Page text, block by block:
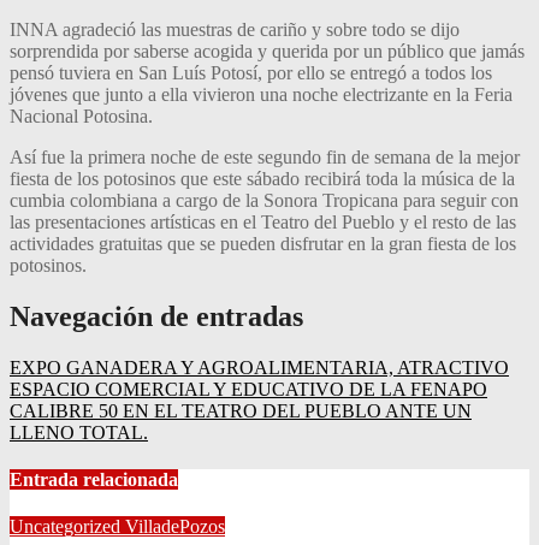
INNA agradeció las muestras de cariño y sobre todo se dijo
sorprendida por saberse acogida y querida por un público que jamás
pensó tuviera en San Luís Potosí, por ello se entregó a todos los
jóvenes que junto a ella vivieron una noche electrizante en la Feria
Nacional Potosina.
Así fue la primera noche de este segundo fin de semana de la mejor
fiesta de los potosinos que este sábado recibirá toda la música de la
cumbia colombiana a cargo de la Sonora Tropicana para seguir con
las presentaciones artísticas en el Teatro del Pueblo y el resto de las
actividades gratuitas que se pueden disfrutar en la gran fiesta de los
potosinos.
Navegación de entradas
EXPO GANADERA Y AGROALIMENTARIA, ATRACTIVO
ESPACIO COMERCIAL Y EDUCATIVO DE LA FENAPO
CALIBRE 50 EN EL TEATRO DEL PUEBLO ANTE UN
LLENO TOTAL.
Entrada relacionada
Uncategorized VilladePozos